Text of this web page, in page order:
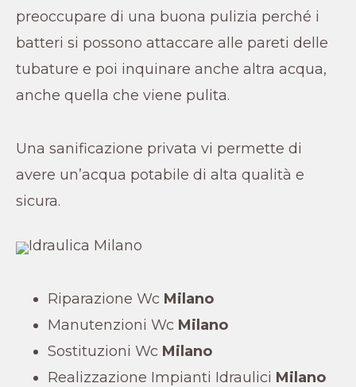
preoccupare di una buona pulizia perché i
batteri si possono attaccare alle pareti delle
tubature e poi inquinare anche altra acqua,
anche quella che viene pulita.
Una sanificazione privata vi permette di
avere un’acqua potabile di alta qualità e
sicura.
Riparazione Wc Milano
Manutenzioni Wc Milano
Sostituzioni Wc Milano
Realizzazione Impianti Idraulici Milano